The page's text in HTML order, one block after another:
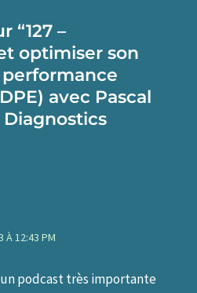
“127 –
optimiser son
avec Pascal
À 12:43 PM
podcast très importante